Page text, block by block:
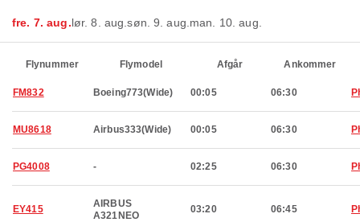
fre. 7. aug.lør. 8. aug.søn. 9. aug. man. 10. aug.
Flynummer Flymodel Afgår Ankommer
FM832 Boeing773(Wide) 00:05 06:30
MU8618 Airbus333(Wide) 00:05 06:30
PG4008 - 02:25 06:30
EY415
AIRBUS
A321NEO
03:20 06:45